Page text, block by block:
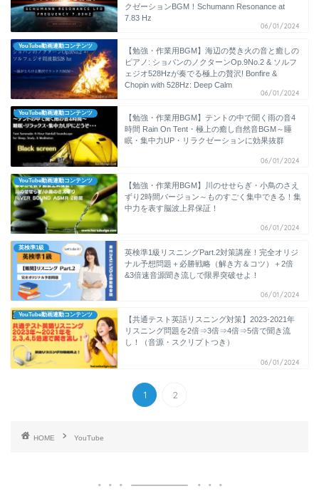
クゼーションBGM！Schumann Resonance at
7.83 Hz
06/01/2024
YouTube動画連動コンテンツ
【勉強・作業用BGM】海辺の焚き火の音と癒しの
ピアノ: ショパンのノクターンOp.9No.2 & ソルフ
ェジオ528Hzが奏でる極上の贅沢! Bonfire &
Chopin with 528Hz: Deep Calm
06/01/2024
YouTube動画連動コンテンツ
【勉強・作業用BGM】テントの中で聞く雨の音4
時間 Rain On Tent・極上の癒し自然音BGM～睡
眠・集中力UP・リラクゼーションに効果抜群
06/01/2024
YouTube動画連動コンテンツ
【勉強・作業用BGM】川のせせらぎ・小鳥のさえ
ずり2時間バージョン～ものすごく集中できる！集
中力を表す脳波上昇保証！
06/01/2024
英検準1級
英検準1級リスニングPart.2対策講座！完全オリジ
ナル予想問題＋必勝戦略（解き方＆コツ）＋2倍
&3倍速音源聞き流しで限界突破せよ！
06/01/2024
YouTube動画連動コンテンツ
【共通テスト英語リスニング対策】2023-2021年
リスニング問題を2倍⇒3倍⇒4倍⇒5倍で聞き流
し！（音源・スクリプトつき）
06/01/2024
1 2
HOME YouTube